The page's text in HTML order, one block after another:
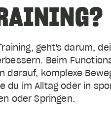
geht's darum,
Beim
komplexe
du im Alltag oder in
oder Springen.